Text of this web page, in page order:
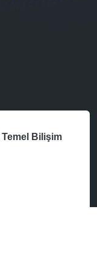
Temel Bilişim